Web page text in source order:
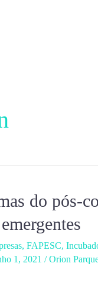
do pós-
, FAPESC,
1, 2021 /Orion